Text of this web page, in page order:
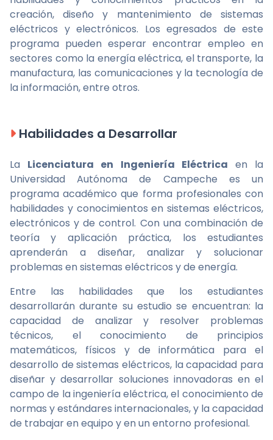
creación, diseño y mantenimiento de sistemas
eléctricos y electrónicos. Los egresados ​​de este
programa pueden esperar encontrar empleo en
sectores como la energía eléctrica, el transporte, la
manufactura, las comunicaciones y la tecnología de
la información, entre otros.
Habilidades a Desarrollar
La Licenciatura en Ingeniería Eléctrica en la
Universidad Autónoma de Campeche es un
programa académico que forma profesionales con
habilidades y conocimientos en sistemas eléctricos,
electrónicos y de control. Con una combinación de
teoría y aplicación práctica, los estudiantes
aprenderán a diseñar, analizar y solucionar
problemas en sistemas eléctricos y de energía.
Entre las habilidades que los estudiantes
desarrollarán durante su estudio se encuentran: la
capacidad de analizar y resolver problemas
técnicos, el conocimiento de principios
matemáticos, físicos y de informática para el
desarrollo de sistemas eléctricos, la capacidad para
diseñar y desarrollar soluciones innovadoras en el
campo de la ingeniería eléctrica, el conocimiento de
normas y estándares internacionales, y la capacidad
de trabajar en equipo y en un entorno profesional.